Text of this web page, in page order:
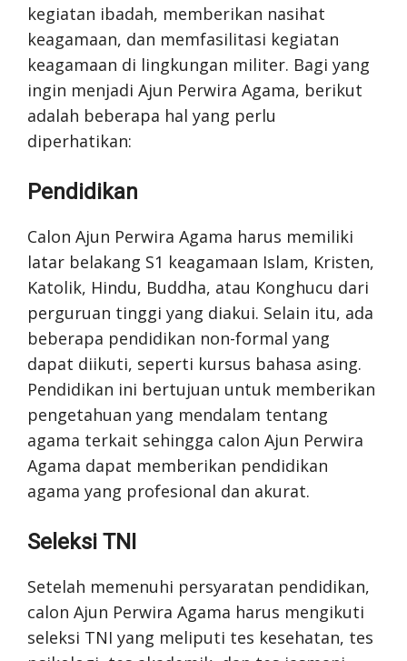
kegiatan ibadah, memberikan nasihat
keagamaan, dan memfasilitasi kegiatan
keagamaan di lingkungan militer. Bagi yang
ingin menjadi Ajun Perwira Agama, berikut
adalah beberapa hal yang perlu
diperhatikan:
Pendidikan
Calon Ajun Perwira Agama harus memiliki
latar belakang S1 keagamaan Islam, Kristen,
Katolik, Hindu, Buddha, atau Konghucu dari
perguruan tinggi yang diakui. Selain itu, ada
beberapa pendidikan non-formal yang
dapat diikuti, seperti kursus bahasa asing.
Pendidikan ini bertujuan untuk memberikan
pengetahuan yang mendalam tentang
agama terkait sehingga calon Ajun Perwira
Agama dapat memberikan pendidikan
agama yang profesional dan akurat.
Seleksi TNI
Setelah memenuhi persyaratan pendidikan,
calon Ajun Perwira Agama harus mengikuti
seleksi TNI yang meliputi tes kesehatan, tes